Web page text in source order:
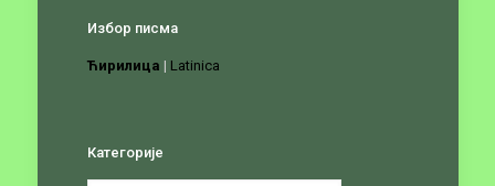
Избор писма
Ћирилица | Latinica
Категорије